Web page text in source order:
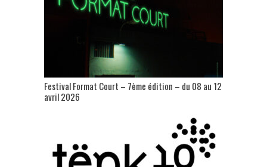
Festival Format Court – 7ème édition – du 08 au 12
avril 2026